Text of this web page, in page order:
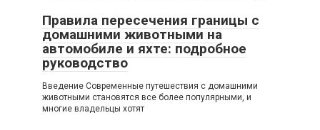
Правила пересечения границы с
домашними животными на
автомобиле и яхте: подробное
руководство
Введение Современные путешествия с домашними
животными становятся все более популярными, и
многие владельцы хотят